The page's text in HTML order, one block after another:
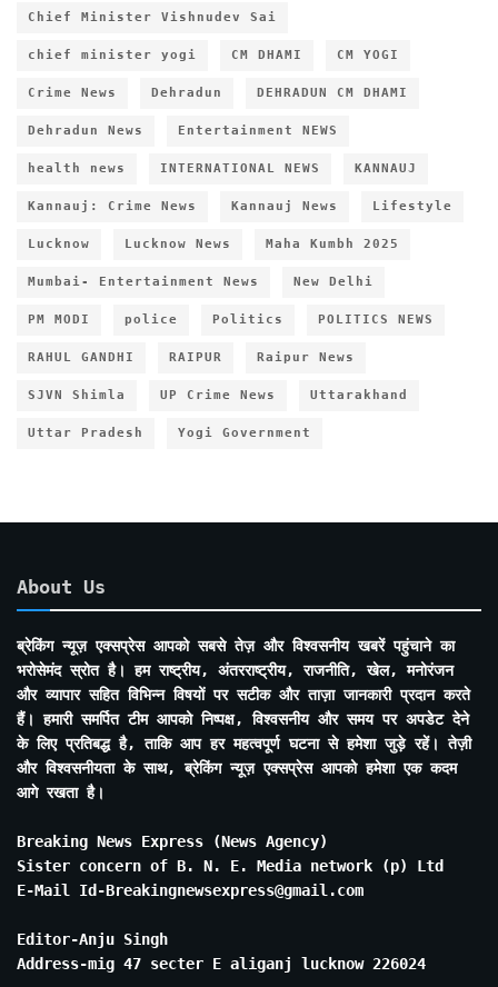
Chief Minister Vishnudev Sai
chief minister yogi CM DHAMI CM YOGI
Crime News Dehradun DEHRADUN CM DHAMI
Dehradun News Entertainment NEWS
health news INTERNATIONAL NEWS KANNAUJ
Kannauj: Crime News Kannauj News Lifestyle
Lucknow Lucknow News Maha Kumbh 2025
Mumbai- Entertainment News New Delhi
PM MODI police Politics POLITICS NEWS
RAHUL GANDHI RAIPUR Raipur News
SJVN Shimla UP Crime News Uttarakhand
Uttar Pradesh Yogi Government
About Us
ब्रेकिंग न्यूज़ एक्सप्रेस आपको सबसे तेज़ और विश्वसनीय खबरें पहुंचाने का
भरोसेमंद स्रोत है। हम राष्ट्रीय, अंतरराष्ट्रीय, राजनीति, खेल, मनोरंजन
और व्यापार सहित विभिन्न विषयों पर सटीक और ताज़ा जानकारी प्रदान करते
हैं। हमारी समर्पित टीम आपको निष्पक्ष, विश्वसनीय और समय पर अपडेट देने
के लिए प्रतिबद्ध है, ताकि आप हर महत्वपूर्ण घटना से हमेशा जुड़े रहें। तेज़ी
और विश्वसनीयता के साथ, ब्रेकिंग न्यूज़ एक्सप्रेस आपको हमेशा एक कदम
आगे रखता है।
Breaking News Express (News Agency)
Sister concern of B. N. E. Media network (p) Ltd
E-Mail Id-Breakingnewsexpress@gmail.com
Editor-Anju Singh
Address-mig 47 secter E aliganj lucknow 226024